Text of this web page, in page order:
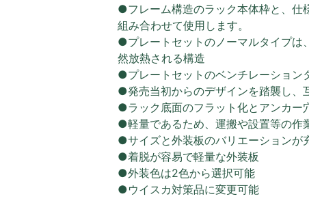
●フレーム構造のラック本体枠と、仕
組み合わせて使用します。
●プレートセットのノーマルタイプは
然放熱される構造
●プレートセットのベンチレーション
●発売当初からのデザインを踏襲し、
●ラック底面のフラット化とアンカー
●軽量であるため、運搬や設置等の作
●サイズと外装板のバリエーションが
●着脱が容易で軽量な外装板
●外装色は2色から選択可能
●ウイスカ対策品に変更可能